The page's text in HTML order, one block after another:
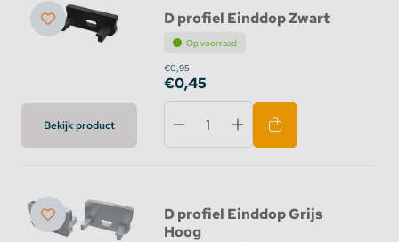
Bekijk product
D profiel Einddop Zwart
Op voorraad
€0,95
€0,45
D profiel Einddop Grijs
Hoog